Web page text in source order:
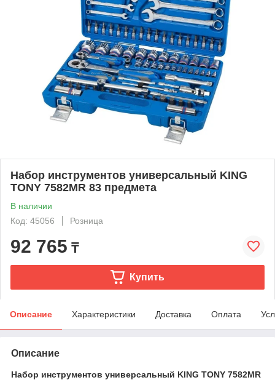
Набор инструментов универсальный KING
TONY 7582MR 83 предмета
В наличии
Код: 45056
Розница
92 765 ₸
Купить
Описание Характеристики Доставка Оплата
Описание
Набор инструментов универсальный KING TONY 7582MR